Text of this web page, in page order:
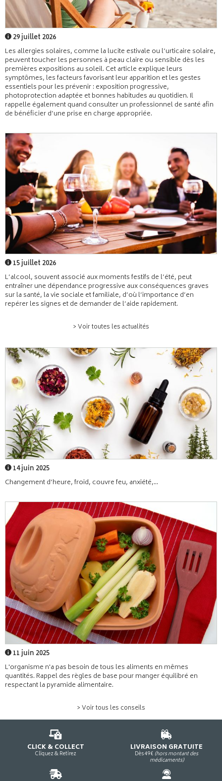
29 juillet 2026
Les allergies solaires, comme la lucite estivale ou l’urticaire solaire,
peuvent toucher les personnes à peau claire ou sensible dès les
premières expositions au soleil. Cet article explique leurs
symptômes, les facteurs favorisant leur apparition et les gestes
essentiels pour les prévenir : exposition progressive,
photoprotection adaptée et bonnes habitudes au quotidien. Il
rappelle également quand consulter un professionnel de santé afin
de bénéficier d’une prise en charge appropriée.
15 juillet 2026
L’alcool, souvent associé aux moments festifs de l’été, peut
entraîner une dépendance progressive aux conséquences graves
sur la santé, la vie sociale et familiale, d’où l’importance d’en
repérer les signes et de demander de l’aide rapidement.
> Voir toutes les actualités
14 juin 2025
Changement d’heure, froid, couvre feu, anxiété,...
11 juin 2025
L'organisme n'a pas besoin de tous les aliments en mêmes
quantités. Rappel des règles de base pour manger équilibré en
respectant la pyramide alimentaire.
> Voir tous les conseils
CLICK & COLLECT
Cliquez & Retirez
LIVRAISON GRATUITE
Dès 49€ (hors montant des
médicaments)